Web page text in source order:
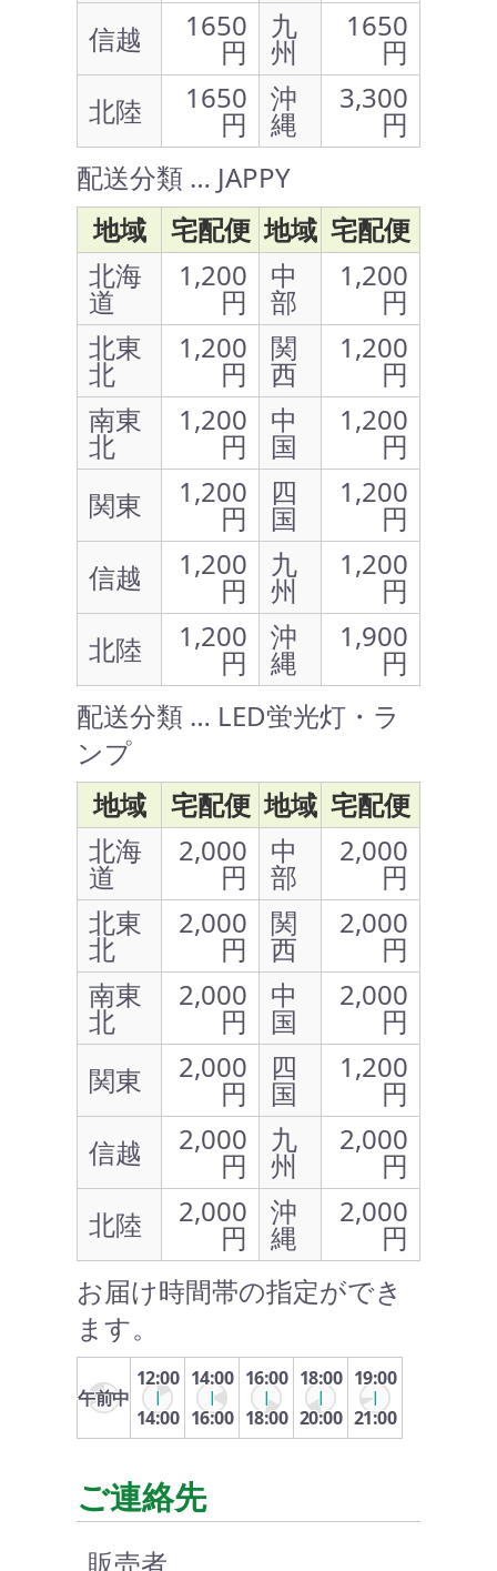
信越
1650
円
九
州
1650
円
北陸
1650
円
沖
縄
3,300
円
配送分類 … JAPPY
地域
宅配便 地域 宅配便
北海
道
1,200
円
中
部
1,200
円
北東
北
1,200
円
関
西
1,200
円
南東
北
1,200
円
中
国
1,200
円
関東
1,200
円
四
国
1,200
円
信越
1,200
円
九
州
1,200
円
北陸
1,200
円
沖
縄
1,900
円
配送分類 … LED蛍光灯・ラ
ンプ
地域
宅配便 地域 宅配便
北海
道
2,000
円
中
部
2,000
円
北東
北
2,000
円
関
西
2,000
円
南東
北
2,000
円
中
国
2,000
円
関東
2,000
円
四
国
1,200
円
信越
2,000
円
九
州
2,000
円
北陸
2,000
円
沖
縄
2,000
円
お届け時間帯の指定ができ
ます。
午前中
12:00
14:00
14:00
16:00
16:00
18:00
18:00
20:00
19:00
21:00
ご連絡先
販売者